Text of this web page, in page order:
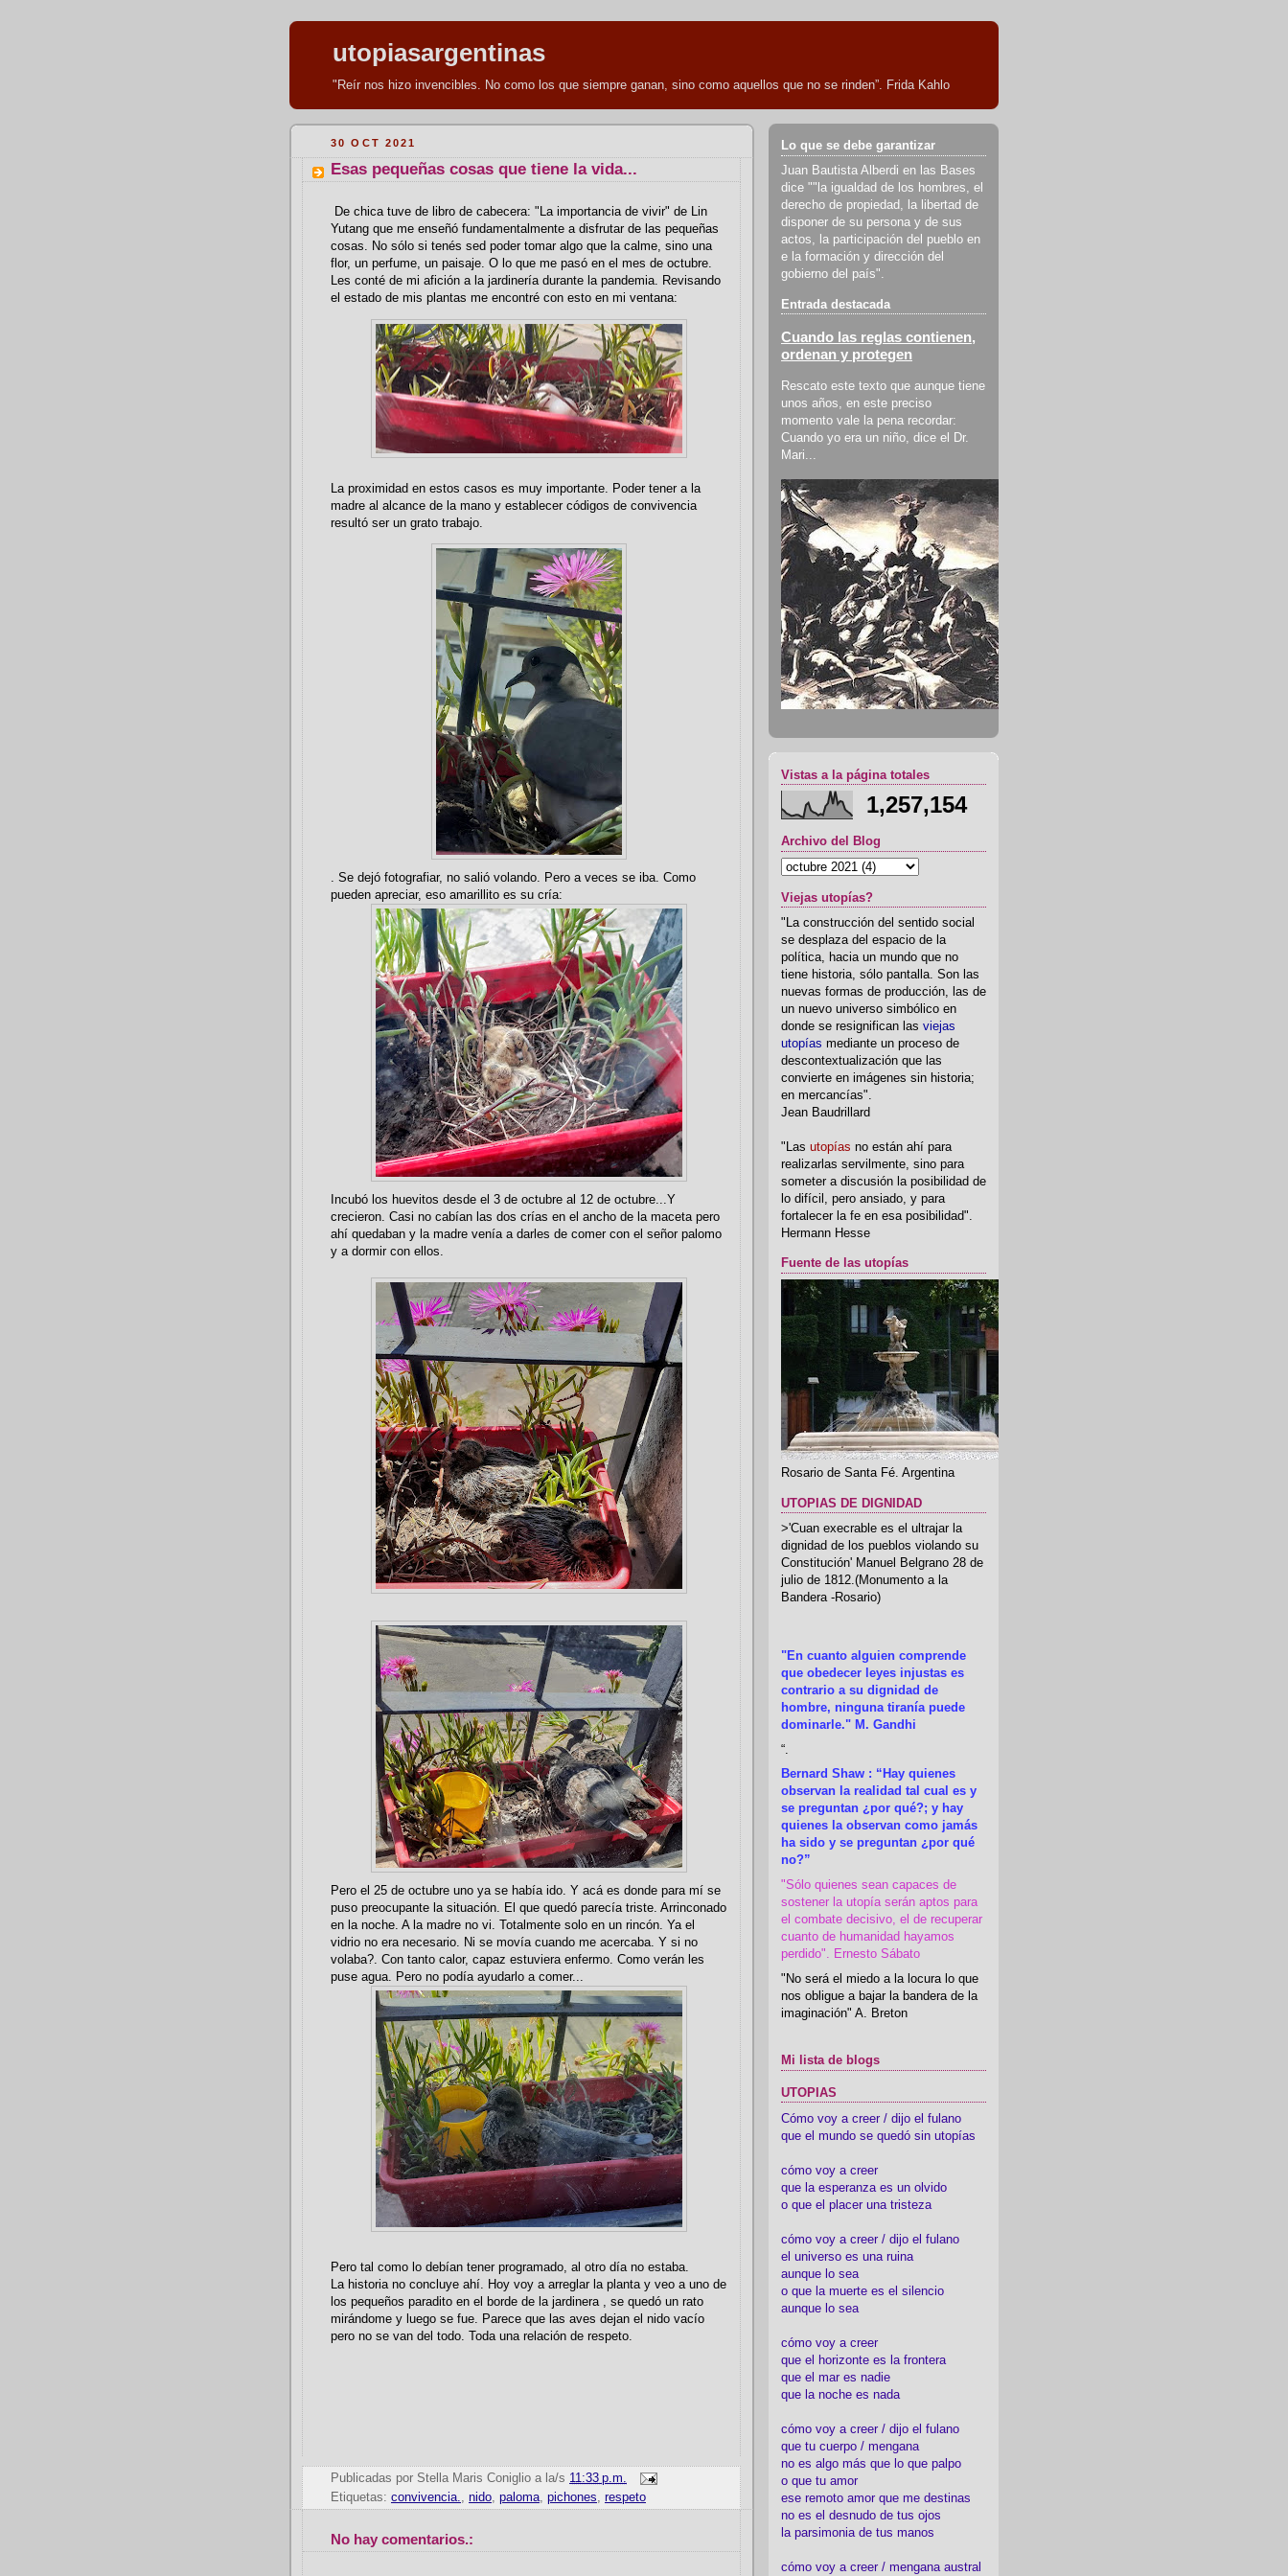
utopiasargentinas
"Reír nos hizo invencibles. No como los que siempre ganan, sino como aquellos que no se rinden”. Frida Kahlo
30 OCT 2021
Esas pequeñas cosas que tiene la vida...
De chica tuve de libro de cabecera: "La importancia de vivir" de Lin
Yutang que me enseñó fundamentalmente a disfrutar de las pequeñas
cosas. No sólo si tenés sed poder tomar algo que la calme, sino una
flor, un perfume, un paisaje. O lo que me pasó en el mes de octubre.
Les conté de mi afición a la jardinería durante la pandemia. Revisando
el estado de mis plantas me encontré con esto en mi ventana:
La proximidad en estos casos es muy importante. Poder tener a la
madre al alcance de la mano y establecer códigos de convivencia
resultó ser un grato trabajo.
. Se dejó fotografiar, no salió volando. Pero a veces se iba. Como
pueden apreciar, eso amarillito es su cría:
Incubó los huevitos desde el 3 de octubre al 12 de octubre...Y
crecieron. Casi no cabían las dos crías en el ancho de la maceta pero
ahí quedaban y la madre venía a darles de comer con el señor palomo
y a dormir con ellos.
Pero el 25 de octubre uno ya se había ido. Y acá es donde para mí se
puso preocupante la situación. El que quedó parecía triste. Arrinconado
en la noche. A la madre no vi. Totalmente solo en un rincón. Ya el
vidrio no era necesario. Ni se movía cuando me acercaba. Y si no
volaba?. Con tanto calor, capaz estuviera enfermo. Como verán les
puse agua. Pero no podía ayudarlo a comer...
Pero tal como lo debían tener programado, al otro día no estaba.
La historia no concluye ahí. Hoy voy a arreglar la planta y veo a uno de
los pequeños paradito en el borde de la jardinera , se quedó un rato
mirándome y luego se fue. Parece que las aves dejan el nido vacío
pero no se van del todo. Toda una relación de respeto.
Publicadas por Stella Maris Coniglio a la/s 11:33 p.m.
Etiquetas: convivencia., nido, paloma, pichones, respeto
No hay comentarios.:
Lo que se debe garantizar
Juan Bautista Alberdi en las Bases
dice ""la igualdad de los hombres, el
derecho de propiedad, la libertad de
disponer de su persona y de sus
actos, la participación del pueblo en
e la formación y dirección del
gobierno del país".
Entrada destacada
Cuando las reglas contienen,
ordenan y protegen
Rescato este texto que aunque tiene
unos años, en este preciso
momento vale la pena recordar:
Cuando yo era un niño, dice el Dr.
Mari...
Vistas a la página totales
1,257,154
Archivo del Blog
Viejas utopías?
"La construcción del sentido social
se desplaza del espacio de la
política, hacia un mundo que no
tiene historia, sólo pantalla. Son las
nuevas formas de producción, las de
un nuevo universo simbólico en
donde se resignifican las viejas
utopías mediante un proceso de
descontextualización que las
convierte en imágenes sin historia;
en mercancías".
Jean Baudrillard
"Las utopías no están ahí para
realizarlas servilmente, sino para
someter a discusión la posibilidad de
lo difícil, pero ansiado, y para
fortalecer la fe en esa posibilidad".
Hermann Hesse
Fuente de las utopías
Rosario de Santa Fé. Argentina
UTOPIAS DE DIGNIDAD
>'Cuan execrable es el ultrajar la
dignidad de los pueblos violando su
Constitución' Manuel Belgrano 28 de
julio de 1812.(Monumento a la
Bandera -Rosario)
"En cuanto alguien comprende
que obedecer leyes injustas es
contrario a su dignidad de
hombre, ninguna tiranía puede
dominarle." M. Gandhi
“.
Bernard Shaw : “Hay quienes
observan la realidad tal cual es y
se preguntan ¿por qué?; y hay
quienes la observan como jamás
ha sido y se preguntan ¿por qué
no?”
"Sólo quienes sean capaces de
sostener la utopía serán aptos para
el combate decisivo, el de recuperar
cuanto de humanidad hayamos
perdido". Ernesto Sábato
"No será el miedo a la locura lo que
nos obligue a bajar la bandera de la
imaginación" A. Breton
Mi lista de blogs
UTOPIAS
Cómo voy a creer / dijo el fulano
que el mundo se quedó sin utopías
cómo voy a creer
que la esperanza es un olvido
o que el placer una tristeza
cómo voy a creer / dijo el fulano
el universo es una ruina
aunque lo sea
o que la muerte es el silencio
aunque lo sea
cómo voy a creer
que el horizonte es la frontera
que el mar es nadie
que la noche es nada
cómo voy a creer / dijo el fulano
que tu cuerpo / mengana
no es algo más que lo que palpo
o que tu amor
ese remoto amor que me destinas
no es el desnudo de tus ojos
la parsimonia de tus manos
cómo voy a creer / mengana austral